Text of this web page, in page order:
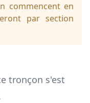
commencent en
par section
tronçon s'est